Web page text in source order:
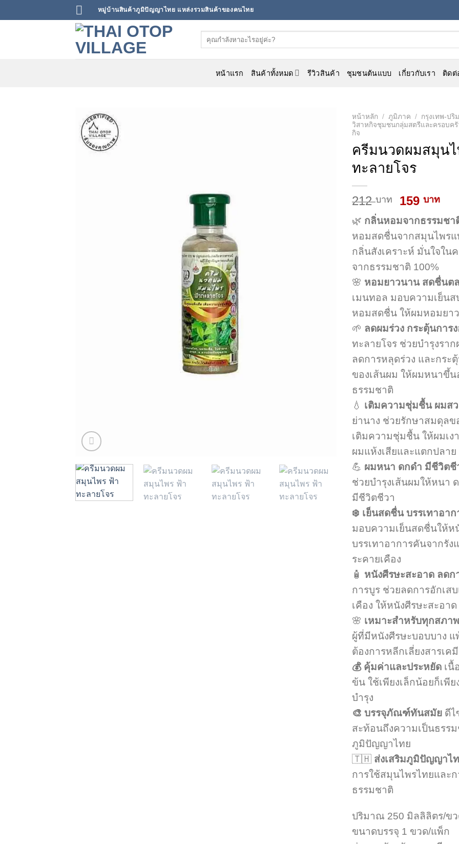
ไป
หมู่บ้านสินค้าภูมิปัญญาไทย แหล่งรวมสินค้าของคนไทย
หน้าแรก สินค้าทั้งหมด รีวิวสินค้า ชุมชนต้นแบบ เกี่ยวกับเรา ติดต่
หน้าหลัก / ภูมิภาค / กรุงเทพ-ป
วิสาหกิจชุมชนกลุ่มสตรีและครอบค
กิจ
ครีมนวดผมสมุน
ทะลาย​โจร
212บาท
Original
was:
212 บาท.
159บาท
is:
🌿 กลิ่นหอมจากธรรมชา
หอมสดชื่นจากสมุนไพรแ
กลิ่นสังเคราะห์ มั่นใจใน
จากธรรมชาติ 100%
🌸 หอมยาวนาน สดชื่นต
เมนทอล มอบความเย็น
หอมสดชื่น ให้ผมหอมยา
🌱 ลดผมร่วง กระตุ้นการ
ทะลายโจร ช่วยบำรุงรา
ลดการหลุดร่วง และกระ
ของเส้นผม ให้ผมหนาขึ้น
ธรรมชาติ
💧 เติมความชุ่มชื้น ผมสว
ย่านาง ช่วยรักษาสมดุลข
เติมความชุ่มชื้น ให้ผมเง
ผมแห้งเสียและแตกปลาย
💪 ผมหนา ดกดำ มีชีวิตชี
ช่วยบำรุงเส้นผมให้หนา
มีชีวิตชีวา
❄️ เย็นสดชื่น บรรเทาอา
มอบความเย็นสดชื่นให้ห
บรรเทาอาการคันจากรัง
ระคายเคือง
🧴 หนังศีรษะสะอาด ลดก
การบูร ช่วยลดการอักเส
เคือง ให้หนังศีรษะสะอา
🌸 เหมาะสำหรับทุกสภา
ผู้ที่มีหนังศีรษะบอบบาง แ
ต้องการหลีกเลี่ยงสารเคมี
💰 คุ้มค่าและประหยัด เนื้
ข้น ใช้เพียงเล็กน้อยก็เพี
บำรุง
🎨 บรรจุภัณฑ์ทันสมัย ดีไ
สะท้อนถึงความเป็นธรร
ภูมิปัญญาไทย
🇹🇭ส่งเสริมภูมิปัญญาไ
การใช้สมุนไพรไทยและ
ธรรมชาติ
ปริมาณ 250 มิลลิลิตร/ข
ขนาดบรรจุ 1 ขวด/แพ็ก